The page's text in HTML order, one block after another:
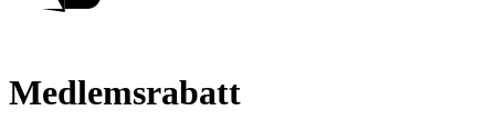
Medlemsrabatt